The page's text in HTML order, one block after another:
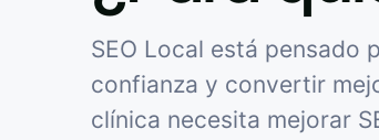
SEO Local está pensado
confianza y convertir
clínica necesita mejorar